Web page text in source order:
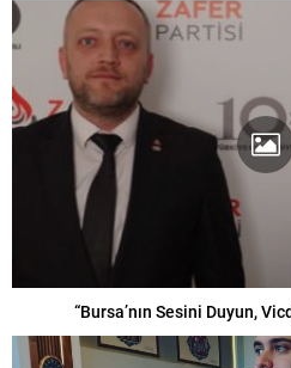
“Bursa’nın Sesini Duyun,